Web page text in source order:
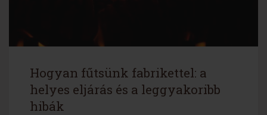
Hogyan fűtsünk fabrikettel: a
helyes eljárás és a leggyakoribb
hibák